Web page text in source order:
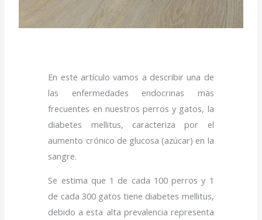
En este artículo vamos a describir una de
las enfermedades endocrinas mas
frecuentes en nuestros perros y gatos, la
diabetes mellitus, caracteriza por el
aumento crónico de glucosa (azúcar) en la
sangre.
Se estima que 1 de cada 100 perros y 1
de cada 300 gatos tiene diabetes mellitus,
debido a esta alta prevalencia representa